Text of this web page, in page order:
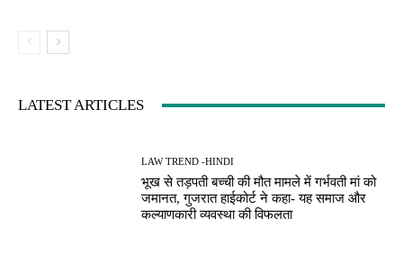
LATEST ARTICLES
LAW TREND -HINDI
भूख से तड़पती बच्ची की मौत मामले में गर्भवती मां को
जमानत, गुजरात हाईकोर्ट ने कहा- यह समाज और
कल्याणकारी व्यवस्था की विफलता